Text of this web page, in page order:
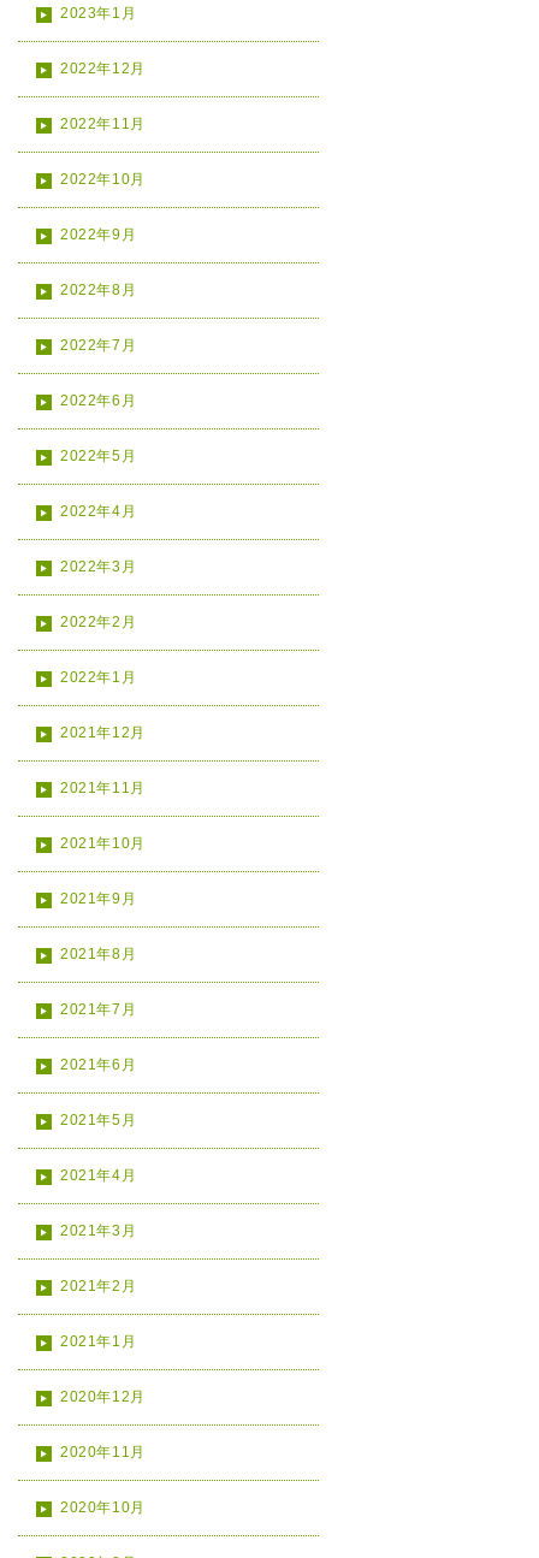
2023年1月
2022年12月
2022年11月
2022年10月
2022年9月
2022年8月
2022年7月
2022年6月
2022年5月
2022年4月
2022年3月
2022年2月
2022年1月
2021年12月
2021年11月
2021年10月
2021年9月
2021年8月
2021年7月
2021年6月
2021年5月
2021年4月
2021年3月
2021年2月
2021年1月
2020年12月
2020年11月
2020年10月